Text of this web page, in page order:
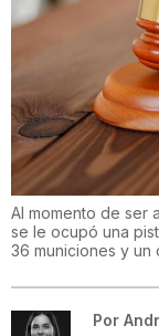
Al momento de ser
se le ocupó una
36 municiones y un
Por